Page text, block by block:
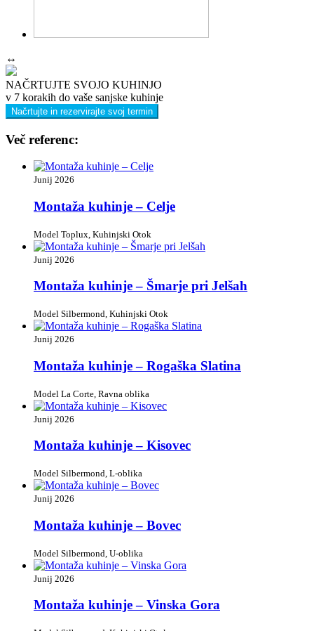
↔
NAČRTUJTE SVOJO KUHINJO
v 7 korakih do vaše sanjske kuhinje
Načrtujte in rezervirajte svoj termin
Več referenc:
Junij 2026
Montaža kuhinje – Celje
Model Toplux, Kuhinjski Otok
Junij 2026
Montaža kuhinje – Šmarje pri Jelšah
Model Silbermond, Kuhinjski Otok
Junij 2026
Montaža kuhinje – Rogaška Slatina
Model La Corte, Ravna oblika
Junij 2026
Montaža kuhinje – Kisovec
Model Silbermond, L-oblika
Junij 2026
Montaža kuhinje – Bovec
Model Silbermond, U-oblika
Junij 2026
Montaža kuhinje – Vinska Gora